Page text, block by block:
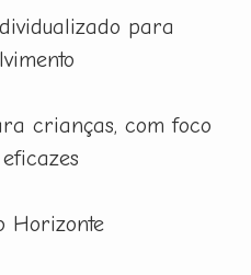
para
crianças, com foco
Horizonte